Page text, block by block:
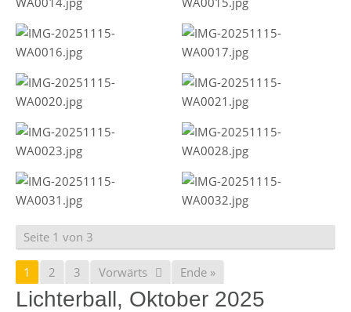
Seite 1 von 3
1 2 3 Vorwärts Ende »
Lichterball, Oktober 2025